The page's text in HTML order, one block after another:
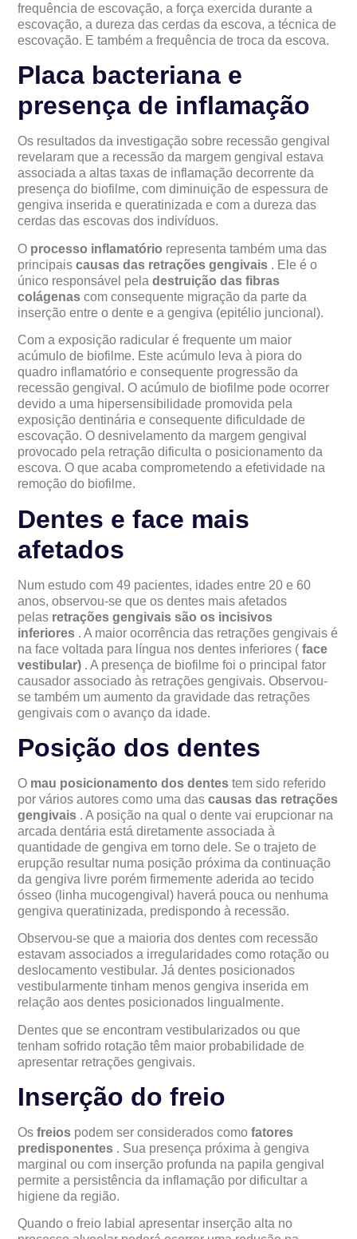
frequência de escovação, a força exercida durante a
escovação, a dureza das cerdas da escova, a técnica de
escovação. E também a frequência de troca da escova.
Placa bacteriana e
presença de inflamação
Os resultados da investigação sobre recessão gengival
revelaram que a recessão da margem gengival estava
associada a altas taxas de inflamação decorrente da
presença do biofilme, com diminuição de espessura de
gengiva inserida e queratinizada e com a dureza das
cerdas das escovas dos indivíduos.
O processo inflamatório representa também uma das
principaiscausas das retrações gengivais . Ele é o
único responsável peladestruição das fibras
colágenas com consequente migração da parte da
inserção entre o dente e a gengiva (epitélio juncional).
Com a exposição radicular é frequente um maior
acúmulo de biofilme. Este acúmulo leva à piora do
quadro inflamatório e consequente progressão da
recessão gengival. O acúmulo de biofilme pode ocorrer
devido a uma hipersensibilidade promovida pela
exposição dentinária e consequente dificuldade de
escovação. O desnivelamento da margem gengival
provocado pela retração dificulta o posicionamento da
escova. O que acaba comprometendo a efetividade na
remoção do biofilme.
Dentes e face mais
afetados
Num estudo com 49 pacientes, idades entre 20 e 60
anos, observou-se que os dentes mais afetados
pelas retrações gengivais são os incisivos
inferiores . A maior ocorrência das retrações gengivais é
na face voltada para língua nos dentes inferiores (face
vestibular) . A presença de biofilme foi o principal fator
causador associado às retrações gengivais. Observou-
se também um aumento da gravidade das retrações
gengivais com o avanço da idade.
Posição dos dentes
O mau posicionamento dos dentes tem sido referido
por vários autores como uma dascausas das retrações
gengivais . A posição na qual o dente vai erupcionar na
arcada dentária está diretamente associada à
quantidade de gengiva em torno dele. Se o trajeto de
erupção resultar numa posição próxima da continuação
da gengiva livre porém firmemente aderida ao tecido
ósseo (linha mucogengival) haverá pouca ou nenhuma
gengiva queratinizada, predispondo à recessão.
Observou-se que a maioria dos dentes com recessão
estavam associados a irregularidades como rotação ou
deslocamento vestibular. Já dentes posicionados
vestibularmente tinham menos gengiva inserida em
relação aos dentes posicionados lingualmente.
Dentes que se encontram vestibularizados ou que
tenham sofrido rotação têm maior probabilidade de
apresentar retrações gengivais.
Inserção do freio
Osfreios podem ser considerados comofatores
predisponentes . Sua presença próxima à gengiva
marginal ou com inserção profunda na papila gengival
permite a persistência da inflamação por dificultar a
higiene da região.
Quando o freio labial apresentar inserção alta no